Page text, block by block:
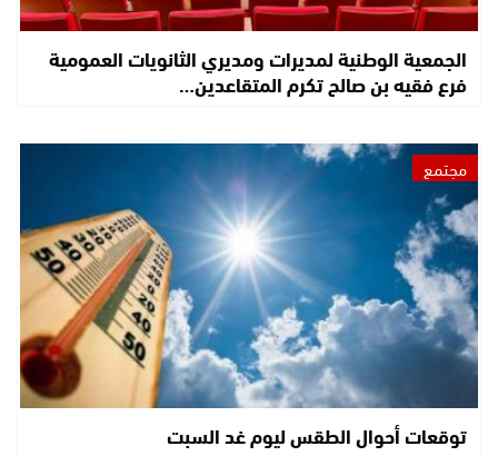
الجمعية الوطنية لمديرات ومديري الثانويات العمومية
فرع فقيه بن صالح تكرم المتقاعدين…
مجتمع
توقعات أحوال الطقس ليوم غد السبت